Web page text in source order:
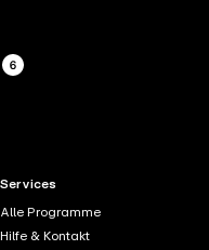
RTL+ useful links.
Services
Alle Programme
Hilfe & Kontakt